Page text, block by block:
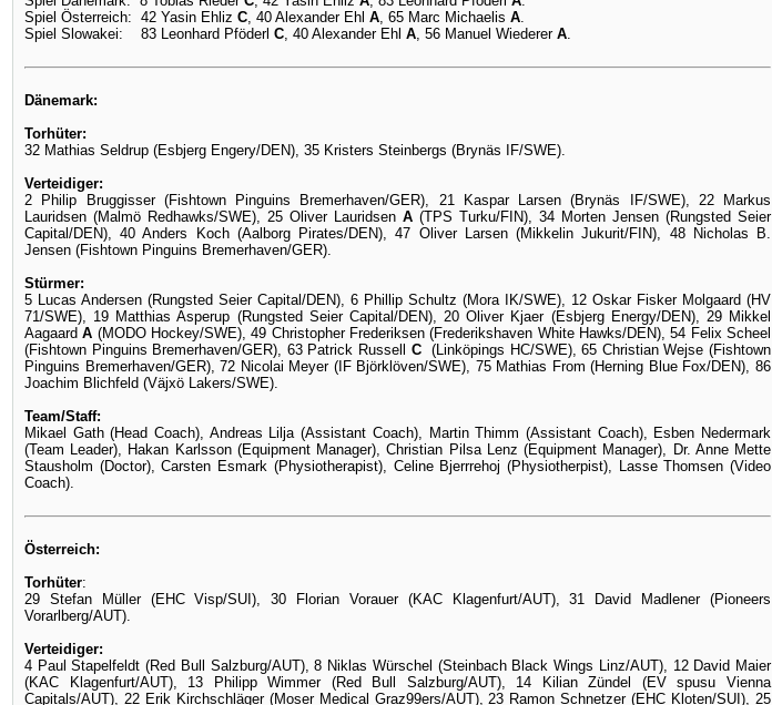
Spiel Österreich: 42 Yasin Ehliz C, 40 Alexander Ehl A, 65 Marc Michaelis A.
Spiel Slowakei: 83 Leonhard Pföderl C, 40 Alexander Ehl A, 56 Manuel Wiederer A.
Dänemark:
Torhüter:
32 Mathias Seldrup (Esbjerg Engery/DEN), 35 Kristers Steinbergs (Brynäs IF/SWE).
Verteidiger:
2 Philip Bruggisser (Fishtown Pinguins Bremerhaven/GER), 21 Kaspar Larsen (Brynäs IF/SWE), 22 Markus
Lauridsen (Malmö Redhawks/SWE), 25 Oliver Lauridsen A (TPS Turku/FIN), 34 Morten Jensen (Rungsted Seier
Capital/DEN), 40 Anders Koch (Aalborg Pirates/DEN), 47 Oliver Larsen (Mikkelin Jukurit/FIN), 48 Nicholas B.
Jensen (Fishtown Pinguins Bremerhaven/GER).
Stürmer:
5 Lucas Andersen (Rungsted Seier Capital/DEN), 6 Phillip Schultz (Mora IK/SWE), 12 Oskar Fisker Molgaard (HV
71/SWE), 19 Matthias Asperup (Rungsted Seier Capital/DEN), 20 Oliver Kjaer (Esbjerg Energy/DEN), 29 Mikkel
AagaardA (MODO Hockey/SWE), 49 Christopher Frederiksen (Frederikshaven White Hawks/DEN), 54 Felix Scheel
(Fishtown Pinguins Bremerhaven/GER), 63 Patrick Russell C (Linköpings HC/SWE), 65 Christian Wejse (Fishtown
Pinguins Bremerhaven/GER), 72 Nicolai Meyer (IF Björklöven/SWE), 75 Mathias From (Herning Blue Fox/DEN), 86
Joachim Blichfeld (Väjxö Lakers/SWE).
Team/Staff:
Mikael Gath (Head Coach), Andreas Lilja (Assistant Coach), Martin Thimm (Assistant Coach), Esben Nedermark
(Team Leader), Hakan Karlsson (Equipment Manager), Christian Pilsa Lenz (Equipment Manager), Dr. Anne Mette
Stausholm (Doctor), Carsten Esmark (Physiotherapist), Celine Bjerrrehoj (Physiotherpist), Lasse Thomsen (Video
Coach).
Österreich:
Torhüter:
29 Stefan Müller (EHC Visp/SUI), 30 Florian Vorauer (KAC Klagenfurt/AUT), 31 David Madlener (Pioneers
Vorarlberg/AUT).
Verteidiger:
4 Paul Stapelfeldt (Red Bull Salzburg/AUT), 8 Niklas Würschel (Steinbach Black Wings Linz/AUT), 12 David Maier
(KAC Klagenfurt/AUT), 13 Philipp Wimmer (Red Bull Salzburg/AUT), 14 Kilian Zündel (EV spusu Vienna
Capitals/AUT), 22 Erik Kirchschläger (Moser Medical Graz99ers/AUT), 23 Ramon Schnetzer (EHC Kloten/SUI), 25